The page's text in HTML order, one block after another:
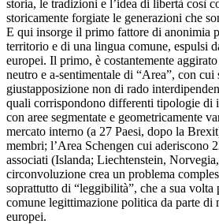
storia, le tradizioni e l’idea di libertà così
storicamente forgiate le generazioni che
E qui insorge il primo fattore di anonimia
territorio e di una lingua comune, espulsi
europei. Il primo, è costantemente
neutro e a-sentimentale di “Area”, con cui
giustapposizione non di rado
quali corrispondono differenti tipologie di
con aree segmentate e geometricamente
mercato interno (a 27 Paesi, dopo la
membri; l’Area Schengen cui aderiscono
associati (Islanda; Liechtenstein,
circonvoluzione crea un problema
soprattutto di “leggibilità”, che a sua volta
comune legittimazione politica da parte di
europei.